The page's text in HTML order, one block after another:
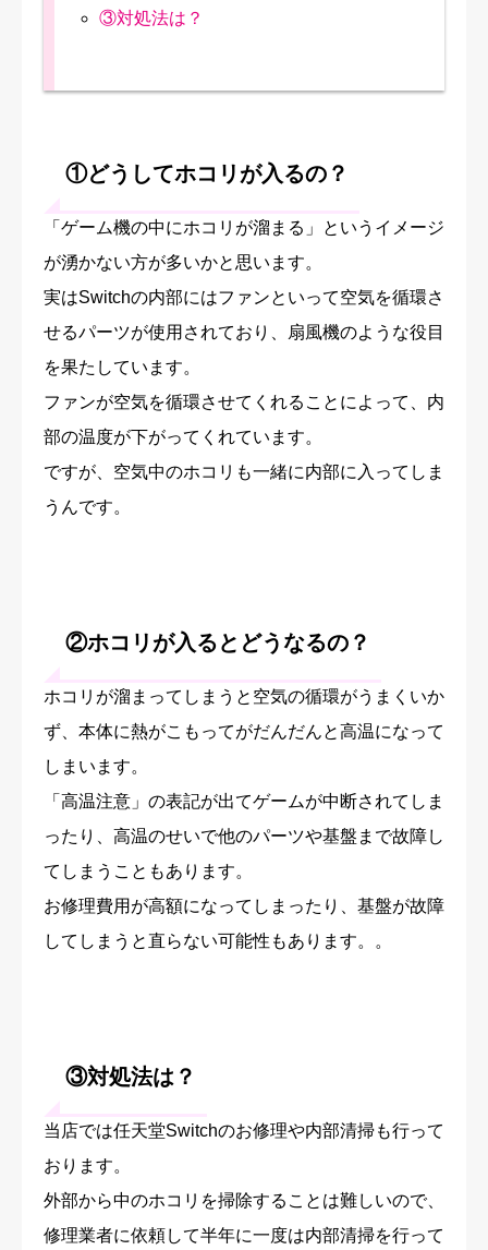
③対処法は？
①どうしてホコリが入るの？
「ゲーム機の中にホコリが溜まる」というイメージ
が湧かない方が多いかと思います。
実はSwitchの内部にはファンといって空気を循環さ
せるパーツが使用されており、扇風機のような役目
を果たしています。
ファンが空気を循環させてくれることによって、内
部の温度が下がってくれています。
ですが、空気中のホコリも一緒に内部に入ってしま
うんです。
②ホコリが入るとどうなるの？
ホコリが溜まってしまうと空気の循環がうまくいか
ず、本体に熱がこもってがだんだんと高温になって
しまいます。
「高温注意」の表記が出てゲームが中断されてしま
ったり、高温のせいで他のパーツや基盤まで故障し
てしまうこともあります。
お修理費用が高額になってしまったり、基盤が故障
してしまうと直らない可能性もあります。。
③対処法は？
当店では任天堂Switchのお修理や内部清掃も行って
おります。
外部から中のホコリを掃除することは難しいので、
修理業者に依頼して半年に一度は内部清掃を行って